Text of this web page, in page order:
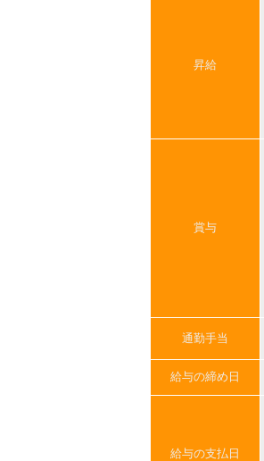
昇給
賞与
通勤手当
給与の締め日
給与の支払日